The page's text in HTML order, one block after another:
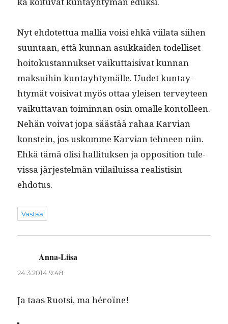
Nyt ehdotet­tua mallia voisi ehkä viila­ta siihen
suun­taan, että kun­nan asukkaiden todel­liset
hoitokus­tan­nuk­set vaikut­taisi­vat kun­nan
mak­sui­hin kun­tay­htymälle. Uudet kun­tay­
htymät voisi­vat myös ottaa yleisen ter­vey­teen
vaikut­ta­van toimin­nan osin oma­lle kon­tolleen.
Nehän voivat jopa säästää rahaa Kar­vian
kon­stein, jos uskomme Kar­vian tehneen niin.
Ehkä tämä olisi hal­li­tuk­sen ja oppo­si­tion tule­
vis­sa jär­jestelmän viilailuis­sa real­is­tisin
ehdotus.
Vastaa
Anna-Liisa
24.3.2014 9:48
Ja taas Ruot­si, ma héroïne!